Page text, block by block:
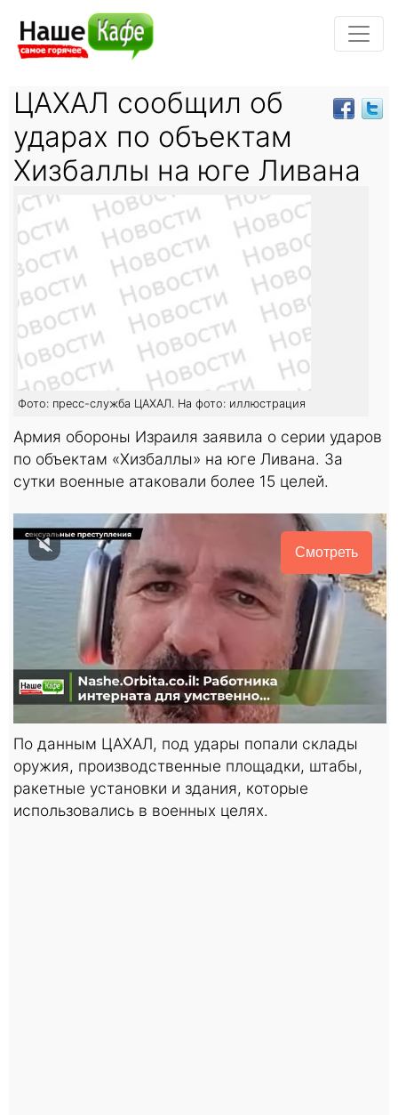
ЦАХАЛ сообщил об
ударах по объектам
Хизбаллы на юге Ливана
Фото: пресс-служба ЦАХАЛ. На фото: иллюстрация
Армия обороны Израиля заявила о серии ударов
по объектам «Хизбаллы» на юге Ливана. За
сутки военные атаковали более 15 целей.
Смотреть
По данным ЦАХАЛ, под удары попали склады
оружия, производственные площадки, штабы,
ракетные установки и здания, которые
использовались в военных целях.